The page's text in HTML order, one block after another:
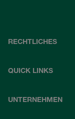
RECHTLICHES
QUICK LINKS
UNTERNEHMEN